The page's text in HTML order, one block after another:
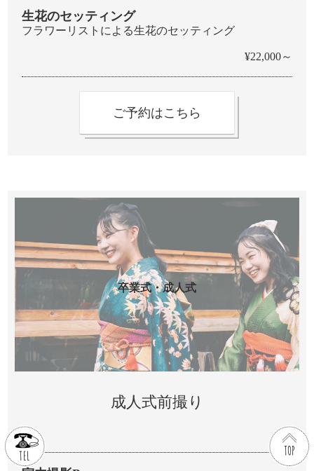
生花のセッティング
フラワーリストによる生花のセッティング
¥22,000～
ご予約はこちら
卒業式・成人式
成人式前撮り